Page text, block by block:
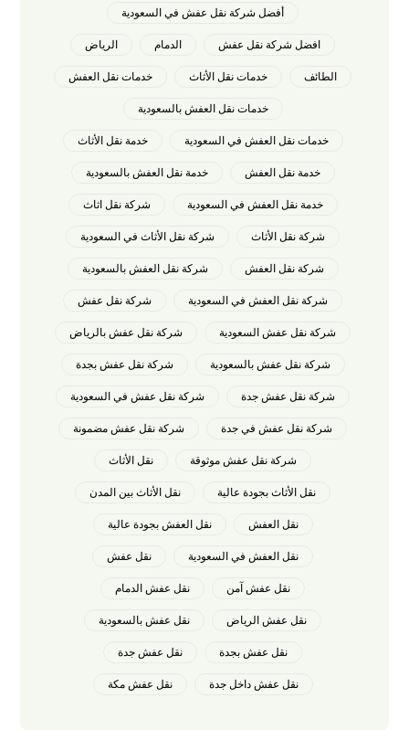
أفضل شركة نقل عفش في السعودية
افضل شركة نقل عفش الدمام الرياض
الطائف خدمات نقل الأثاث خدمات نقل العفش
خدمات نقل العفش بالسعودية
خدمات نقل العفش في السعودية خدمة نقل الأثاث
خدمة نقل العفش خدمة نقل العفش بالسعودية
خدمة نقل العفش في السعودية شركة نقل اثاث
شركة نقل الأثاث شركة نقل الأثاث في السعودية
شركة نقل العفش شركة نقل العفش بالسعودية
شركة نقل العفش في السعودية شركة نقل عفش
شركة نقل عفش السعودية شركة نقل عفش بالرياض
شركة نقل عفش بالسعودية شركة نقل عفش بجدة
شركة نقل عفش جدة شركة نقل عفش في السعودية
شركة نقل عفش في جدة شركة نقل عفش مضمونة
شركة نقل عفش موثوقة نقل الأثاث
نقل الأثاث بجودة عالية نقل الأثاث بين المدن
نقل العفش نقل العفش بجودة عالية
نقل العفش في السعودية نقل عفش
نقل عفش آمن نقل عفش الدمام
نقل عفش الرياض نقل عفش بالسعودية
نقل عفش بجدة نقل عفش جدة
نقل عفش داخل جدة نقل عفش مكة